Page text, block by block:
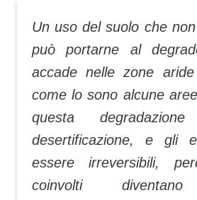
Un uso del suolo che
può portarne al
accade nelle zone
come lo sono alcune
questa
desertificazione, e gli
essere irreversibili,
coinvolti